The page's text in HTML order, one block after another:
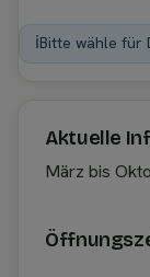
ℹ️Bitte wähle für
Aktuelle
März bis